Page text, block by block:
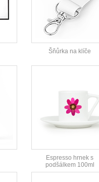
Šňůrka na klíče
Espresso hrnek s
podšálkem 100ml